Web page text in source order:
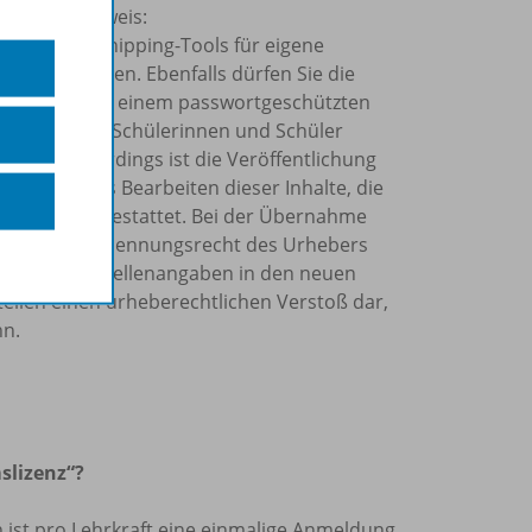
Hinweis:
und Snipping-Tools für eigene
verwenden. Ebenfalls dürfen Sie die
in einem passwortgeschützten
allein Ihre Schülerinnen und Schüler
Allerdings ist die Veröffentlichung
das Bearbeiten dieser Inhalte, die
nicht gestattet. Bei der Übernahme
Namensnennungsrecht des Urhebers
die Quellenangaben in den neuen
einen urheberechtlichen Verstoß dar,